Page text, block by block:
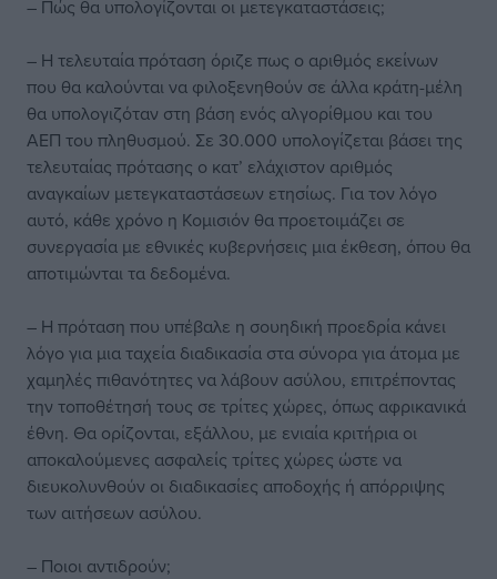
– Πώς θα υπολογίζονται οι μετεγκαταστάσεις;
– Η τελευταία πρόταση όριζε πως ο αριθμός εκείνων
που θα καλούνται να φιλοξενηθούν σε άλλα κράτη-μέλη
θα υπολογιζόταν στη βάση ενός αλγορίθμου και του
ΑΕΠ του πληθυσμού. Σε 30.000 υπολογίζεται βάσει της
τελευταίας πρότασης ο κατ’ ελάχιστον αριθμός
αναγκαίων μετεγκαταστάσεων ετησίως. Για τον λόγο
αυτό, κάθε χρόνο η Κομισιόν θα προετοιμάζει σε
συνεργασία με εθνικές κυβερνήσεις μια έκθεση, όπου θα
αποτιμώνται τα δεδομένα.
– Η πρόταση που υπέβαλε η σουηδική προεδρία κάνει
λόγο για μια ταχεία διαδικασία στα σύνορα για άτομα με
χαμηλές πιθανότητες να λάβουν ασύλου, επιτρέποντας
την τοποθέτησή τους σε τρίτες χώρες, όπως αφρικανικά
έθνη. Θα ορίζονται, εξάλλου, με ενιαία κριτήρια οι
αποκαλούμενες ασφαλείς τρίτες χώρες ώστε να
διευκολυνθούν οι διαδικασίες αποδοχής ή απόρριψης
των αιτήσεων ασύλου.
– Ποιοι αντιδρούν;